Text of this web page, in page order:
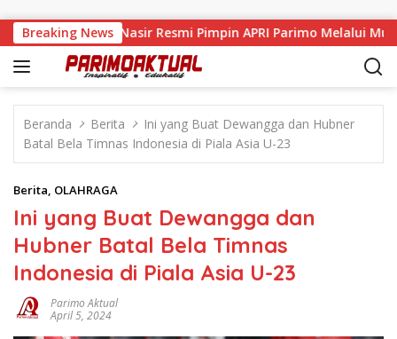
Breaking News
Muhamad Nasir Resmi Pimpin APRI Parimo Melalui Muscab
Beranda Berita
Ini yang Buat Dewangga dan Hubner
Batal Bela Timnas Indonesia di Piala Asia U-23
Berita, OLAHRAGA
Ini yang Buat Dewangga dan
Hubner Batal Bela Timnas
Indonesia di Piala Asia U-23
Parimo Aktual
April 5, 2024